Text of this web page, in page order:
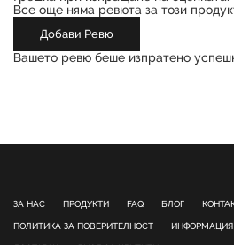
Все още няма ревюта за този
Добави Ревю
Вашето ревю беше изпратено
ЗА НАС ПРОДУКТИ FAQ БЛОГ
ПОЛИТИКА ЗА ПОВЕРИТЕЛНОСТ ИНФОРМАЦИЯ